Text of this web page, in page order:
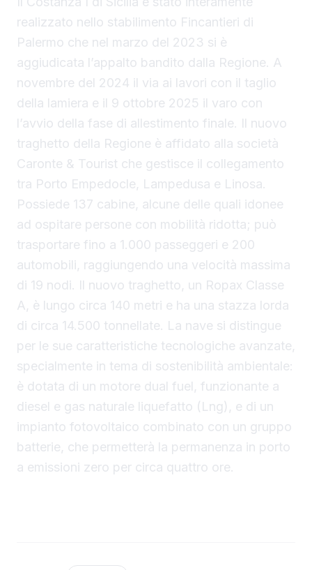
realizzato nello stabilimento Fincantieri di
Palermo che nel marzo del 2023 si è
aggiudicata l’appalto bandito dalla Regione. A
novembre del 2024 il via ai lavori con il taglio
della lamiera e il 9 ottobre 2025 il varo con
l’avvio della fase di allestimento finale. Il nuovo
traghetto della Regione è affidato alla società
Caronte & Tourist che gestisce il collegamento
tra Porto Empedocle, Lampedusa e Linosa.
Possiede 137 cabine, alcune delle quali idonee
ad ospitare persone con mobilità ridotta; può
trasportare fino a 1.000 passeggeri e 200
automobili, raggiungendo una velocità massima
di 19 nodi. Il nuovo traghetto, un Ropax Classe
A, è lungo circa 140 metri e ha una stazza lorda
di circa 14.500 tonnellate. La nave si distingue
per le sue caratteristiche tecnologiche avanzate,
specialmente in tema di sostenibilità ambientale:
è dotata di un motore dual fuel, funzionante a
diesel e gas naturale liquefatto (Lng), e di un
impianto fotovoltaico combinato con un gruppo
batterie, che permetterà la permanenza in porto
a emissioni zero per circa quattro ore.